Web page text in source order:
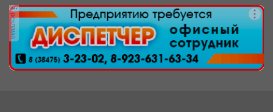
реклама